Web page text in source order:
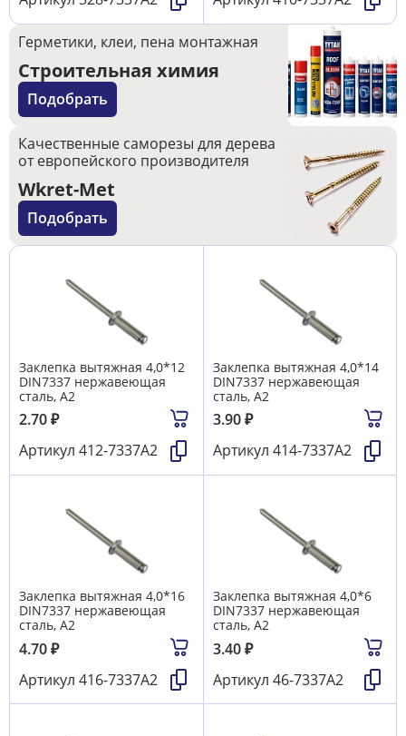
Герметики, клеи, пена монтажная
Строительная химия
Подобрать
Качественные саморезы для дерева
от европейского производителя
Wkret-Met
Подобрать
Заклепка вытяжная 4,0*12
DIN7337 нержавеющая
сталь, А2
2.70₽
Артикул 412-7337А2
Заклепка вытяжная 4,0*14
DIN7337 нержавеющая
сталь, А2
3.90₽
Артикул 414-7337А2
Заклепка вытяжная 4,0*16
DIN7337 нержавеющая
сталь, А2
4.70₽
Артикул 416-7337А2
Заклепка вытяжная 4,0*6
DIN7337 нержавеющая
сталь, А2
3.40₽
Артикул 46-7337А2